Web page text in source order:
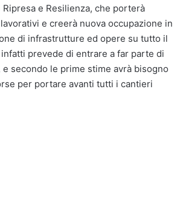
Ripresa e Resilienza, che porterà
e creerà nuova occupazione in
di infrastrutture ed opere su tutto il
prevede di entrare a far parte di
secondo le prime stime avrà bisogno
per portare avanti tutti i cantieri